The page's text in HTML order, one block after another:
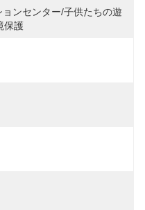
ンセンター/子供たちの遊
保護